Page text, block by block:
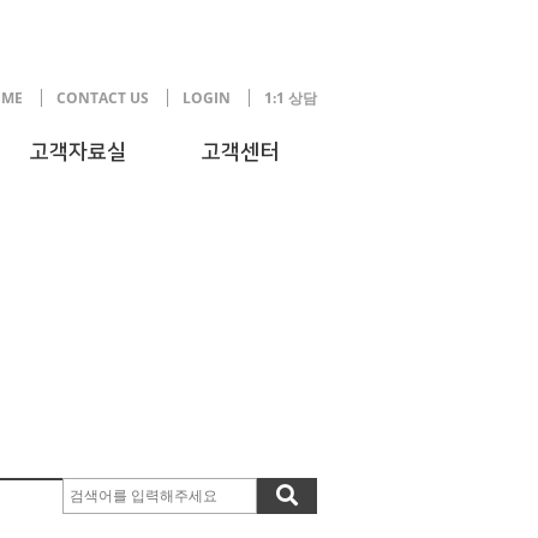
CONTACT US LOGIN 1:1 상담
고객자료실 고객센터